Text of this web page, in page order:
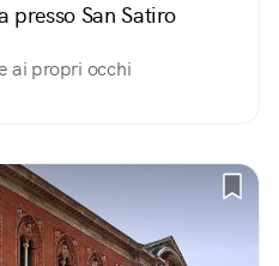
presso San Satiro
ai propri occhi